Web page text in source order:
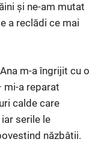
și ne-am mutat
a reclădi ce mai
m-a îngrijit cu o
mi-a reparat
calde care
serile le
năzbâtii.